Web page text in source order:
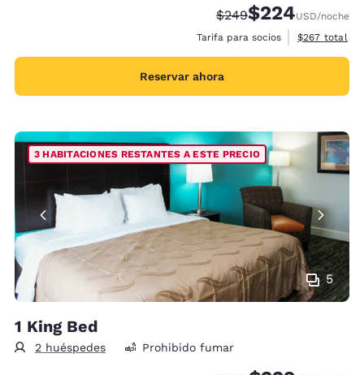
Precio tachado:
$249Precio con
$224USD/noche
Tarifa para socios
Ver detalles
$267 total
Reservar ahora
5
3 HABITACIONES RESTANTES A ESTE PRECIO
1 King Bed
2 huéspedes Prohibido fumar